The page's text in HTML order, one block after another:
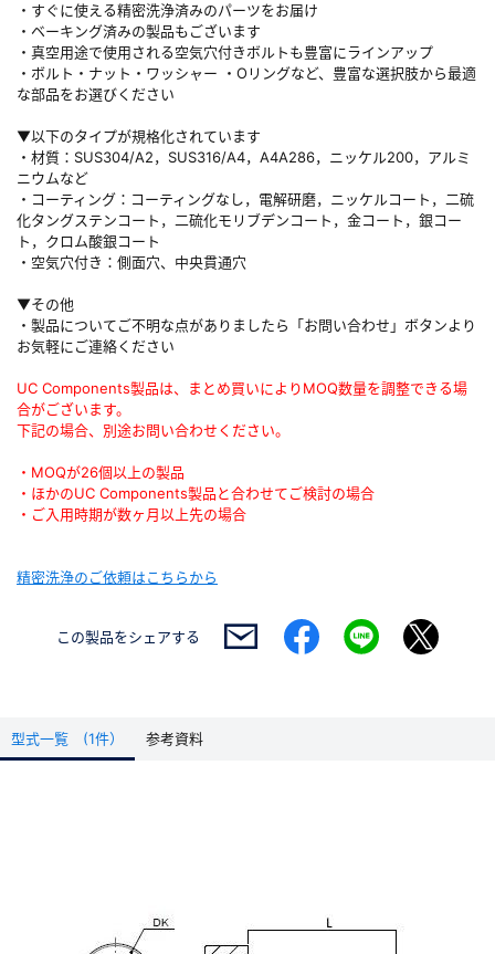
・すぐに使える精密洗浄済みのパーツをお届け
・ベーキング済みの製品もございます
・真空用途で使用される空気穴付きボルトも豊富にラインアップ
・ボルト・ナット・ワッシャー ・Oリングなど、豊富な選択肢から最適
な部品をお選びください
▼以下のタイプが規格化されています
・材質：SUS304/A2，SUS316/A4，A4A286，ニッケル200，アルミ
ニウムなど
・コーティング：コーティングなし，電解研磨，ニッケルコート，二硫
化タングステンコート，二硫化モリブデンコート，金コート，銀コー
ト，クロム酸銀コート
・空気穴付き：側面穴、中央貫通穴
▼その他
・製品についてご不明な点がありましたら「お問い合わせ」ボタンより
お気軽にご連絡ください
UC Components製品は、まとめ買いによりMOQ数量を調整できる場
合がございます。
下記の場合、別途お問い合わせください。
・MOQが26個以上の製品
・ほかのUC Components製品と合わせてご検討の場合
・ご入用時期が数ヶ月以上先の場合
精密洗浄のご依頼はこちらから
この製品をシェアする
型式一覧 (1件） 参考資料